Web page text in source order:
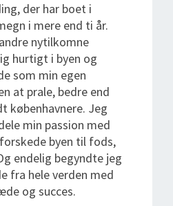
der har boet i
i mere end ti år.
nytilkomne
hurtigt i byen og
som min egen
at prale, bedre end
københavnere. Jeg
min passion med
byen til fods,
endelig begyndte jeg
fra hele verden med
og succes.